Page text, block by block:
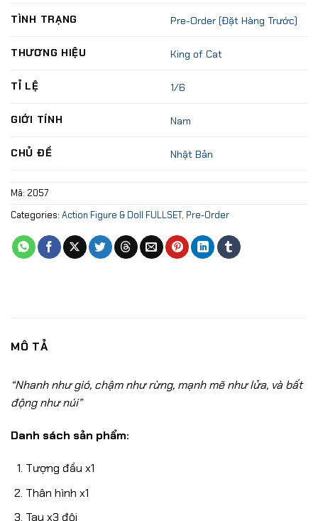
TÌNH TRẠNG Pre-Order (Đặt Hàng Trước)
THƯƠNG HIỆU King of Cat
TỈ LỆ 1/6
GIỚI TÍNH Nam
CHỦ ĐỀ Nhật Bản
Mã: 2057
Categories: Action Figure & Doll FULLSET, Pre-Order
MÔ TẢ
“Nhanh như gió, chậm như rừng, mạnh mẽ như lửa, và bất
động như núi”
Danh sách sản phẩm:
Tượng đầu x1
Thân hình x1
Tay x3 đôi